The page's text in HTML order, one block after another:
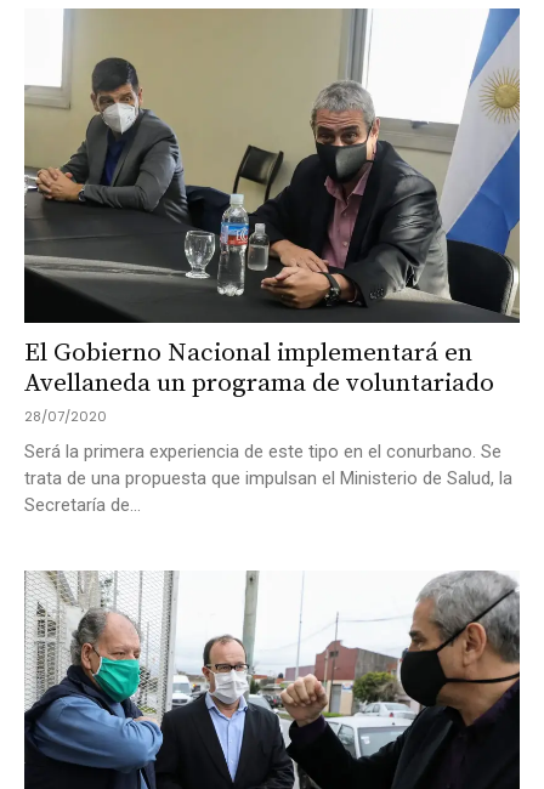
El Gobierno Nacional implementará en
Avellaneda un programa de voluntariado
28/07/2020
Será la primera experiencia de este tipo en el conurbano. Se
trata de una propuesta que impulsan el Ministerio de Salud, la
Secretaría de...